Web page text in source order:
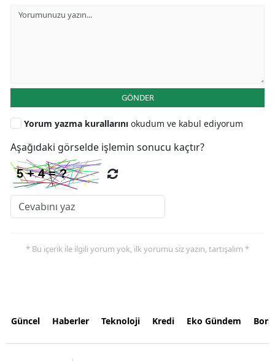
GÖNDER
Yorum yazma kurallarını okudum ve kabul ediyorum
Aşağıdaki görselde işlemin sonucu kaçtır?
* Bu içerik ile ilgili yorum yok, ilk yorumu siz yazın, tartışalım *
Güncel Haberler Teknoloji Kredi Eko Gündem